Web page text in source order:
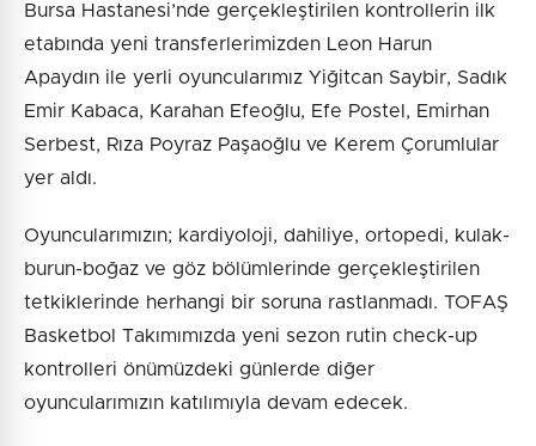
Bursa Hastanesi’nde gerçekleştirilen kontrollerin ilk
etabında yeni transferlerimizden Leon Harun
Apaydın ile yerli oyuncularımız Yiğitcan Saybir, Sadık
Emir Kabaca, Karahan Efeoğlu, Efe Postel, Emirhan
Serbest, Rıza Poyraz Paşaoğlu ve Kerem Çorumlular
yer aldı.
Oyuncularımızın; kardiyoloji, dahiliye, ortopedi, kulak-
burun-boğaz ve göz bölümlerinde gerçekleştirilen
tetkiklerinde herhangi bir soruna rastlanmadı. TOFAŞ
Basketbol Takımımızda yeni sezon rutin check-up
kontrolleri önümüzdeki günlerde diğer
oyuncularımızın katılımıyla devam edecek.